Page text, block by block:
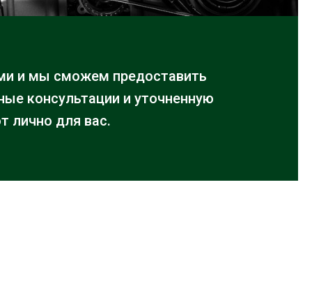
и мы сможем предоставить
консультации и уточненную
лично для вас.